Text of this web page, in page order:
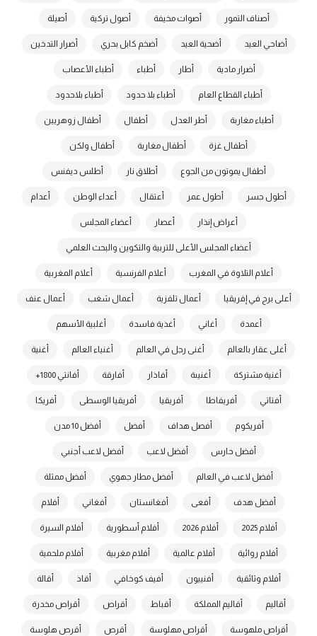
أصناف التمور أصوات مخيفة أصول تركية أصيلة
أضاحي العيد أضحية العيد أضخم كابل بحري أضرار التدخين
أضرار مادية أطار أطباء أطباء الأعصاب
أطباء القطاع العام أطباء بلا حدود أطباء بلاحدود
أطباء مغاربة أطر العدل أطفال أطفال زوهريين
أطفال غزة أطفال مغاربة أطفال ولكن
أطفال يموتون من الجوع أطلاق نار أطلس ديفنس
أطول جسر أطول عمر أعتقال أعداء الوطن أعدام
أعراض إنذار أعصار أعضاء المجلس
أعضاء المجلس الأعلى للتربية والتكوين والبحث العلمي
أعلام التلاوة في المغرب أعلام الفرنسية أعلام المغربية
أعلى برج في إفريقيا أعمال تلفزية أعمال شغب أعمال عنف
أعمدة أغاني أغذية فاسدة أغلبية الأسهم
أغلى عقار بالعالم أغنى رجل في العالم أغنياء العالم أغنية
أغنية مشتركة أغنيىة أفاذار أفارقة أفانتي 1800+
أفتاتي أفريفاطا أفريقيا أفريقيا الوسطى أفريكا
أفريكوم أفصل هداف أفضل أفضل 10 مدن
أفضل حارس أفضل لاعب أفضل لاعب أجنبي
أفضل لاعب في العالم أفضل مطار جهوي أفضل ممثلة
أفضل هدف أفعى أفغانستان أفغاني أفلام
أفلام 2025 أفلام 2026 أفلام أسطورية أفلام السيرة
أفلام روائية أفلام عالمية أفلام مغربية أفلام ملحمية
أفلام وثائقية أفنييون أفيف كوخافي أقاذ أقالة
أقاليم أقاليم المملكة أقباط أقراص أقراص مخدرة
أقراص ملهوسة أقراص مهلوسة أقرص أقرص هلوسة